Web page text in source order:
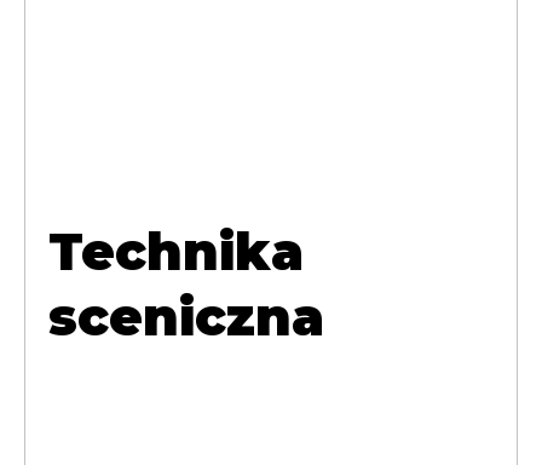
Technika
sceniczna